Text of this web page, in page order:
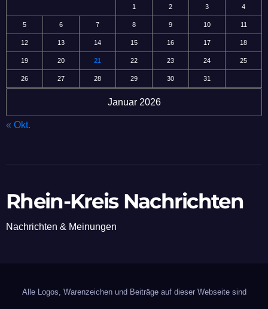
Januar 2026
1 2 3 4
5 6 7 8 9 10 11
12 13 14 15 16 17 18
19 20 21 22 23 24 25
26 27 28 29 30 31
« Okt.
Rhein-Kreis Nachrichten
Nachrichten & Meinungen
Alle Logos, Warenzeichen und Beiträge auf dieser Webseite sind